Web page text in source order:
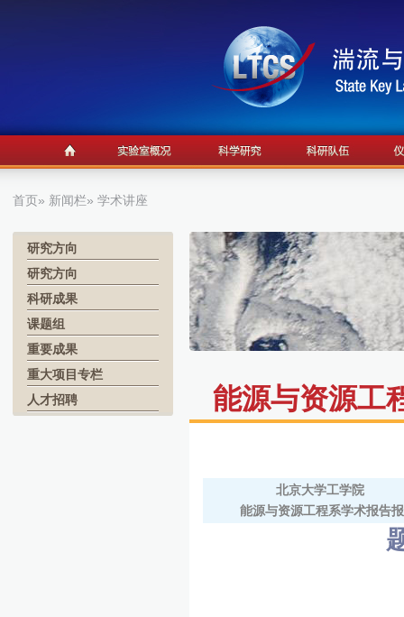
首页» 新闻栏» 学术讲座
研究方向
研究方向
科研成果
课题组
重要成果
重大项目专栏
人才招聘
能源与资源工
北京大学工学院
能源与资源工程系学术报告